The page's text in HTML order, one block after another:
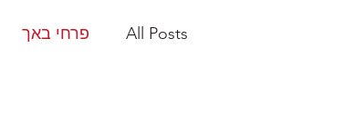
All Posts פרחי באך